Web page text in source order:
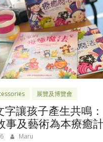
展覽及博覽會
字讓孩子產生共鳴
事及藝術為本療癒
Maru